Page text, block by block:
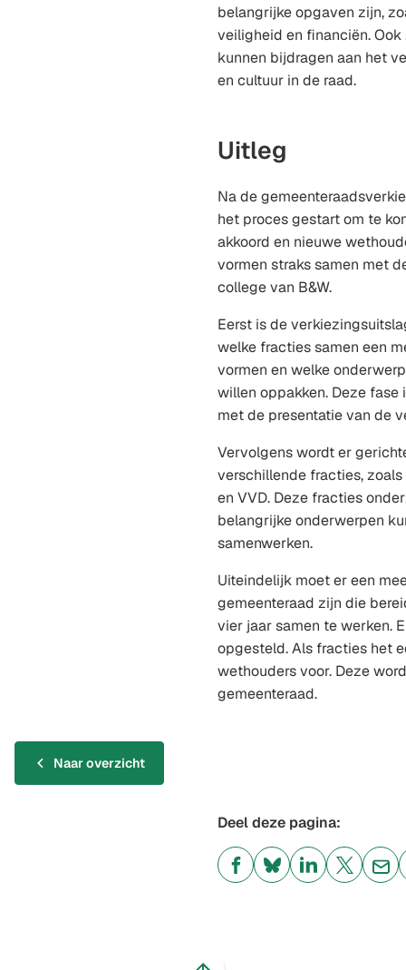
belangrijke opgaven zijn,
veiligheid en financiën.
kunnen bijdragen aan het
en cultuur in de raad.
Uitleg
Na de
het proces gestart om te
akkoord en nieuwe
vormen straks samen met
college van B&W.
Eerst is de
welke fracties samen een
vormen en welke
willen oppakken. Deze
met de presentatie van de
Vervolgens wordt er
verschillende fracties,
en VVD. Deze fracties
belangrijke onderwerpen
samenwerken.
Uiteindelijk moet er een
gemeenteraad zijn die
vier jaar samen te werken.
opgesteld. Als fracties het
wethouders voor. Deze
gemeenteraad.
Naar overzicht
Deel deze pagina:
(Verwijst
website)
(Verwijst
website)
(Verwijst
website)
(Verwijst
website)